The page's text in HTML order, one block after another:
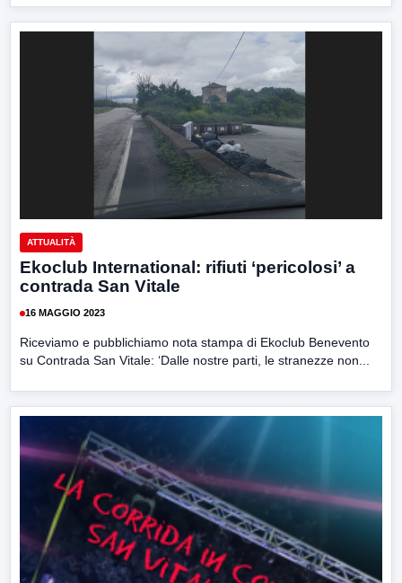
ATTUALITÀ
Ekoclub International: rifiuti ‘pericolosi’ a
contrada San Vitale
16 MAGGIO 2023
Riceviamo e pubblichiamo nota stampa di Ekoclub Benevento
su Contrada San Vitale: ‘Dalle nostre parti, le stranezze non...